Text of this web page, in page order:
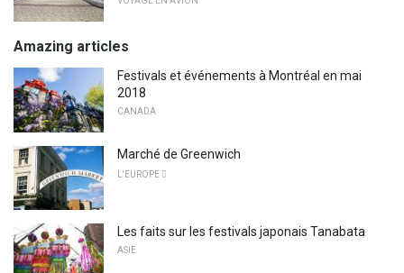
Amazing articles
Festivals et événements à Montréal en mai
2018
CANADA
Marché de Greenwich
L'EUROPE 
Les faits sur les festivals japonais Tanabata
ASIE